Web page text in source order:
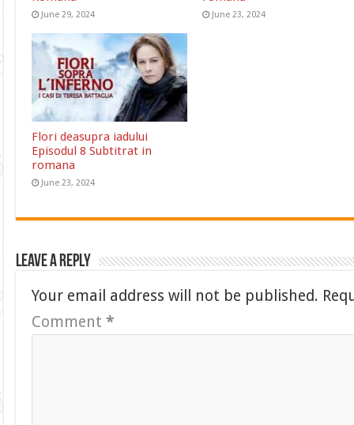
June 29, 2024 June 23, 2024
Flori deasupra iadului
Episodul 8 Subtitrat in
romana
June 23, 2024
Leave a Reply
Your email address will not be published.
Comment*